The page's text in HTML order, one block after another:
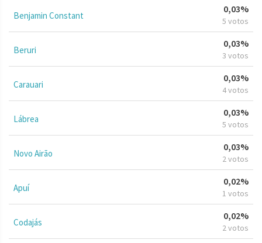
Benjamin Constant
0,03%
5 votos
Beruri
0,03%
3 votos
Carauari
0,03%
4 votos
Lábrea
0,03%
5 votos
Novo Airão
0,03%
2 votos
Apuí
0,02%
1 votos
Codajás
0,02%
2 votos